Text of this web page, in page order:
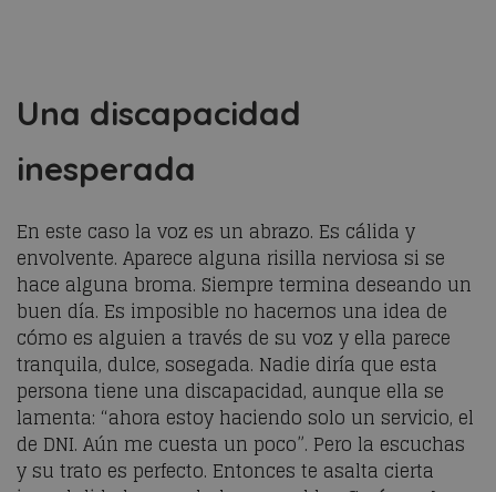
Una discapacidad
inesperada
En este caso la voz es un abrazo. Es cálida y
envolvente. Aparece alguna risilla nerviosa si se
hace alguna broma. Siempre termina deseando un
buen día. Es imposible no hacernos una idea de
cómo es alguien a través de su voz y ella parece
tranquila, dulce, sosegada. Nadie diría que esta
persona tiene una discapacidad, aunque ella se
lamenta: “ahora estoy haciendo solo un servicio, el
de DNI. Aún me cuesta un poco”. Pero la escuchas
y su trato es perfecto. Entonces te asalta cierta